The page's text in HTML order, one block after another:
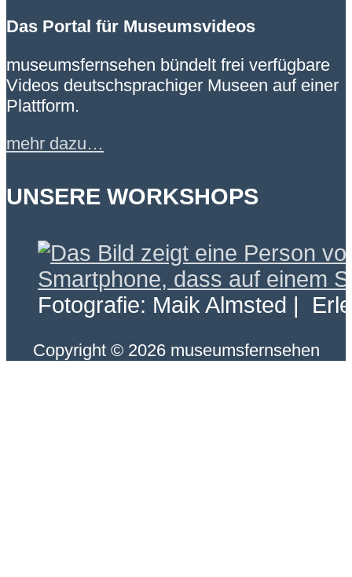
Das Portal für Museumsvideos
museumsfernsehen bündelt frei verfügbare
Videos deutschsprachiger Museen auf einer
Plattform.
mehr dazu…
UNSERE WORKSHOPS
Fotografie: Maik Almsted |
Copyright © 2026 museumsfernsehen